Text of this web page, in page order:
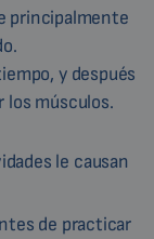
principalmente
y después
los músculos.
le causan
de practicar